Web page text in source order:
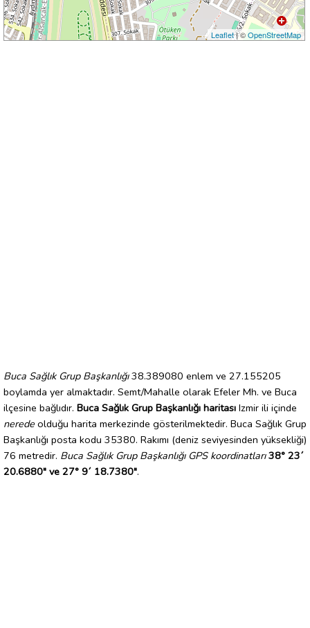
Leaflet| ©OpenStreetMap
Buca Sağlık Grup Başkanlığı38.389080 enlem ve 27.155205
boylamda yer almaktadır. Semt/Mahalle olarak Efeler Mh. ve Buca
ilçesine bağlıdır. Buca Sağlık Grup Başkanlığı haritası Izmir ili içinde
nerede olduğu harita merkezinde gösterilmektedir. Buca Sağlık Grup
Başkanlığı posta kodu 35380. Rakımı (deniz seviyesinden yüksekliği)
76 metredir. Buca Sağlık Grup Başkanlığı GPS koordinatları 38° 23´
20.6880" ve 27° 9´ 18.7380".